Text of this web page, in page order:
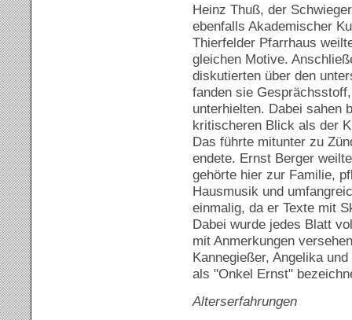
Heinz Thuß, der
ebenfalls Akademischer
Thierfelder Pfarrhaus
gleichen Motive.
diskutierten über den
fanden sie
unterhielten. Dabei sahen
kritischeren Blick als der
Das führte mitunter zu
endete. Ernst Berger
gehörte hier zur Familie,
Hausmusik und
einmalig, da er Texte mit
Dabei wurde jedes Blatt
mit Anmerkungen
Kannegießer, Angelika
als "Onkel Ernst"
Alterserfahrungen